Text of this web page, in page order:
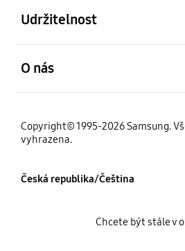
Udržitelnost
O nás
Copyright© 1995-2026 Samsung.
vyhrazena.
Česká republika/Čeština
Chcete být stále v